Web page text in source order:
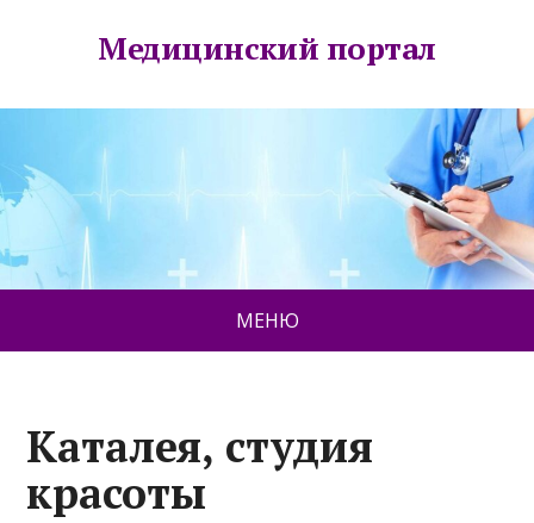
Медицинский портал
МЕНЮ
Каталея, студия
красоты